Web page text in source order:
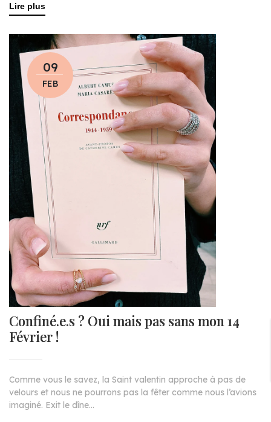
Lire plus
09
FEB
Confiné.e.s ? Oui mais pas sans mon 14
Février !
Comme vous le savez, la Saint valentin approche à pas de
velours et nous ne pourrons pas la fêter comme nous l’avions
imaginé. Exit le dîne...